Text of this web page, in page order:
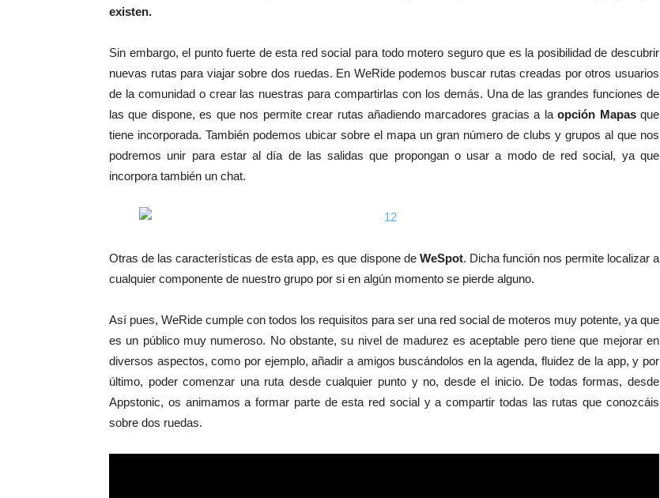
existen.
Sin embargo, el punto fuerte de esta red social para todo motero seguro que es la posibilidad de descubrir
nuevas rutas para viajar sobre dos ruedas. En WeRide podemos buscar rutas creadas por otros usuarios
de la comunidad o crear las nuestras para compartirlas con los demás. Una de las grandes funciones de
las que dispone, es que nos permite crear rutas añadiendo marcadores gracias a laopción Mapasque
tiene incorporada. También podemos ubicar sobre el mapa un gran número de clubs y grupos al que nos
podremos unir para estar al día de las salidas que propongan o usar a modo de red social, ya que
incorpora también un chat.
Otras de las características de esta app, es que dispone de WeSpot. Dicha función nos permite localizar a
cualquier componente de nuestro grupo por si en algún momento se pierde alguno.
Así pues, WeRide cumple con todos los requisitos para ser una red social de moteros muy potente, ya que
es un público muy numeroso. No obstante, su nivel de madurez es aceptable pero tiene que mejorar en
diversos aspectos, como por ejemplo, añadir a amigos buscándolos en la agenda, fluidez de la app, y por
último, poder comenzar una ruta desde cualquier punto y no, desde el inicio. De todas formas, desde
Appstonic, os animamos a formar parte de esta red social y a compartir todas las rutas que conozcáis
sobre dos ruedas.